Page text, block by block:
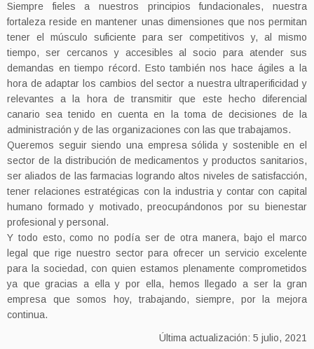
Siempre fieles a nuestros principios fundacionales, nuestra
fortaleza reside en mantener unas dimensiones que nos permitan
tener el músculo suficiente para ser competitivos y, al mismo
tiempo, ser cercanos y accesibles al socio para atender sus
demandas en tiempo récord. Esto también nos hace ágiles a la
hora de adaptar los cambios del sector a nuestra ultraperificidad y
relevantes a la hora de transmitir que este hecho diferencial
canario sea tenido en cuenta en la toma de decisiones de la
administración y de las organizaciones con las que trabajamos.
Queremos seguir siendo una empresa sólida y sostenible en el
sector de la distribución de medicamentos y productos sanitarios,
ser aliados de las farmacias logrando altos niveles de satisfacción,
tener relaciones estratégicas con la industria y contar con capital
humano formado y motivado, preocupándonos por su bienestar
profesional y personal.
Y todo esto, como no podía ser de otra manera, bajo el marco
legal que rige nuestro sector para ofrecer un servicio excelente
para la sociedad, con quien estamos plenamente comprometidos
ya que gracias a ella y por ella, hemos llegado a ser la gran
empresa que somos hoy, trabajando, siempre, por la mejora
continua.
Última actualización: 5 julio, 2021